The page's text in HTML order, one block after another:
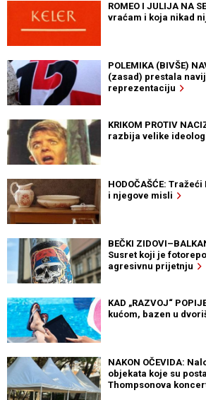
ROMEO I JULIJA NA
vraćam i koja nikad
POLEMIKA (BIVŠE)
(zasad) prestala
reprezentaciju
KRIKOM PROTIV
razbija velike
HODOČAŠĆE:
i njegove misli
BEČKI
Susret koji je
agresivnu prijetnju
KAD „RAZVOJ“
kućom, bazen u
NAKON OČEVIDA:
objekata koje su
Thompsonova